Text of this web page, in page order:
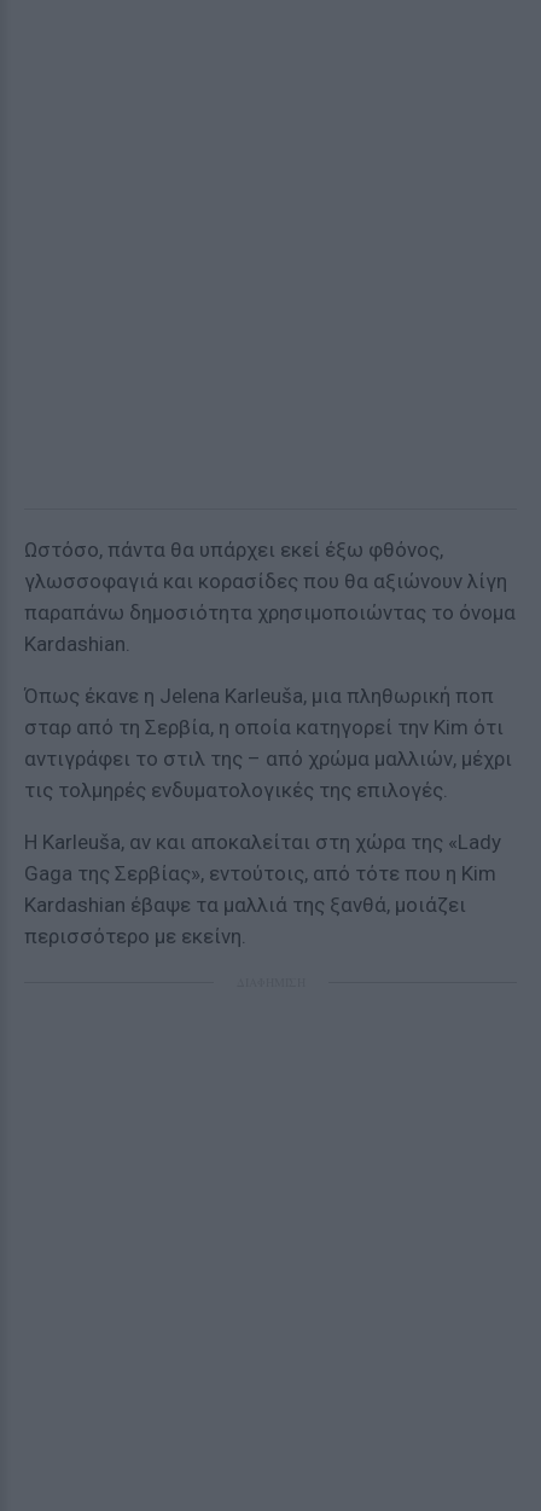
Ωστόσο, πάντα θα υπάρχει εκεί έξω φθόνος,
γλωσσοφαγιά και κορασίδες που θα αξιώνουν λίγη
παραπάνω δημοσιότητα χρησιμοποιώντας το όνομα
Kardashian.
Όπως έκανε η Jelena Karleuša, μια πληθωρική ποπ
σταρ από τη Σερβία, η οποία κατηγορεί την Kim ότι
αντιγράφει το στιλ της – από χρώμα μαλλιών, μέχρι
τις τολμηρές ενδυματολογικές της επιλογές.
Η Karleuša, αν και αποκαλείται στη χώρα της «Lady
Gaga της Σερβίας», εντούτοις, από τότε που η Kim
Kardashian έβαψε τα μαλλιά της ξανθά, μοιάζει
περισσότερο με εκείνη.